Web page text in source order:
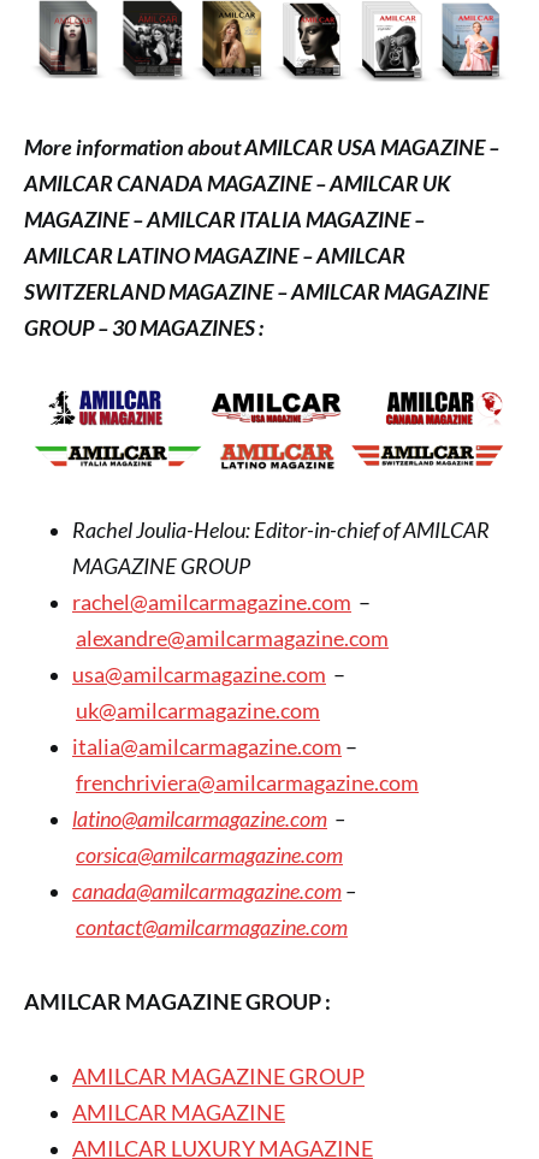
More information about AMILCAR USA MAGAZINE –
AMILCAR CANADA MAGAZINE – AMILCAR UK
MAGAZINE – AMILCAR ITALIA MAGAZINE –
AMILCAR LATINO MAGAZINE – AMILCAR
SWITZERLAND MAGAZINE – AMILCAR MAGAZINE
GROUP – 30 MAGAZINES :
Rachel Joulia-Helou: Editor-in-chief of AMILCAR
MAGAZINE GROUP
rachel@amilcarmagazine.com –
alexandre@amilcarmagazine.com
usa@amilcarmagazine.com –
uk@amilcarmagazine.com
italia@amilcarmagazine.com –
frenchriviera@amilcarmagazine.com
latino@amilcarmagazine.com –
corsica@amilcarmagazine.com
canada@amilcarmagazine.com–
contact@amilcarmagazine.com
AMILCAR MAGAZINE GROUP :
AMILCAR MAGAZINE GROUP
AMILCAR MAGAZINE
AMILCAR LUXURY MAGAZINE